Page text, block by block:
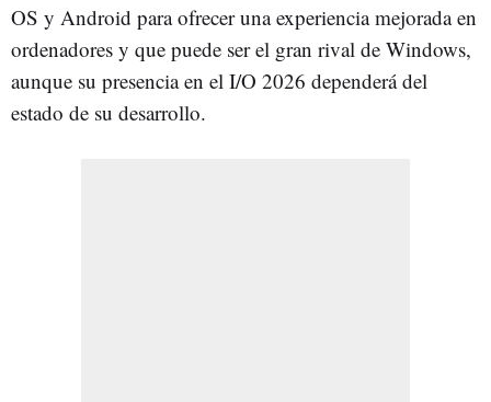
OS y Android para ofrecer una experiencia mejorada en
ordenadores y que puede ser el gran rival de Windows,
aunque su presencia en el I/O 2026 dependerá del
estado de su desarrollo.